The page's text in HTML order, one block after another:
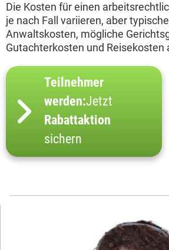
Die Kosten für einen
je nach Fall variieren, aber
Anwaltskosten, mögliche
Gutachterkosten und Reisekosten
Teilnehmer
werden:Jetzt
Rabattaktion
sichern